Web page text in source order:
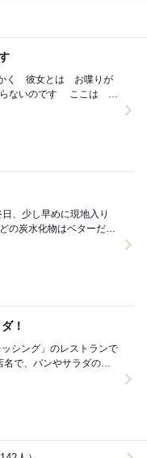
！
シング」のレストランで